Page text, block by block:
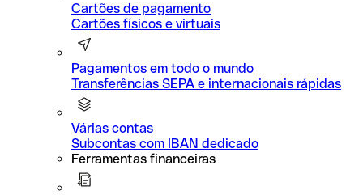
Cartões de pagamento
Cartões físicos e virtuais
Pagamentos em todo o mundo
Transferências SEPA e internacionais rápidas
Várias contas
Subcontas com IBAN dedicado
Ferramentas financeiras